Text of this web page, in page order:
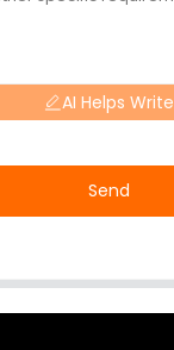
AI Helps Write
Send